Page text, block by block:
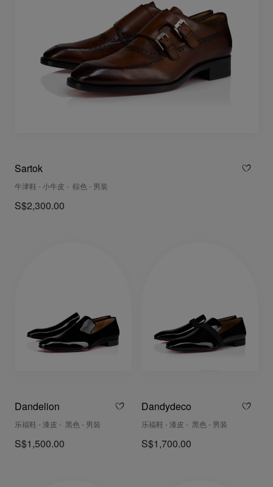
Sartok
牛津鞋 - 小牛皮 - 棕色 - 男装
S$2,300.00
Dandelion
乐福鞋 - 漆皮 - 黑色 - 男裝
S$1,500.00
Dandydeco
乐福鞋 - 漆皮 - 黑色 - 男装
S$1,700.00